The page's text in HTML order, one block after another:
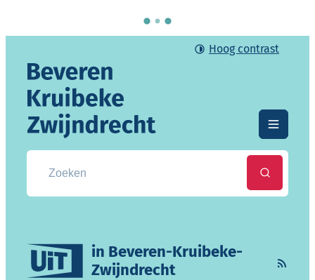
Ga naar verfijn of wijzig resultaten .
Hoog contrast
Gemeente Beveren-Kruibeke-Zwijndrecht
Zoeken
Menu
UiT
in Beveren-Kruibeke-
Zwijndrecht
Rss